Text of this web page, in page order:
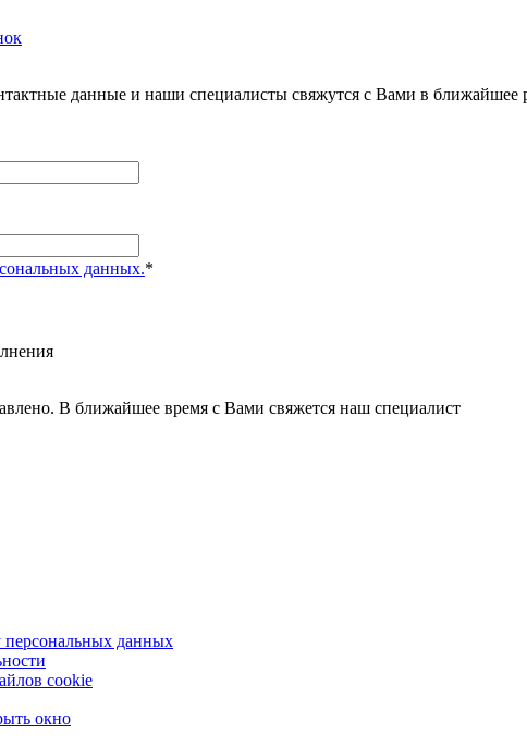
данные и наши специалисты свяжутся с Вами в ближайшее
данных.*
В ближайшее время с Вами свяжется наш специалист
персональных данных
cookie
окно